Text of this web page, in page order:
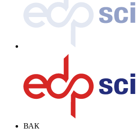
ВАК